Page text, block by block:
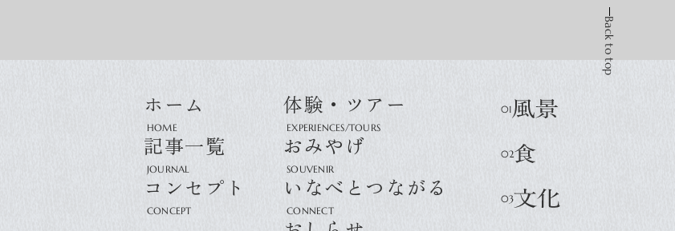
Back to top
ホーム
記事一覧
コンセプト
体験・ツアー
おみやげ
いなべとつながる